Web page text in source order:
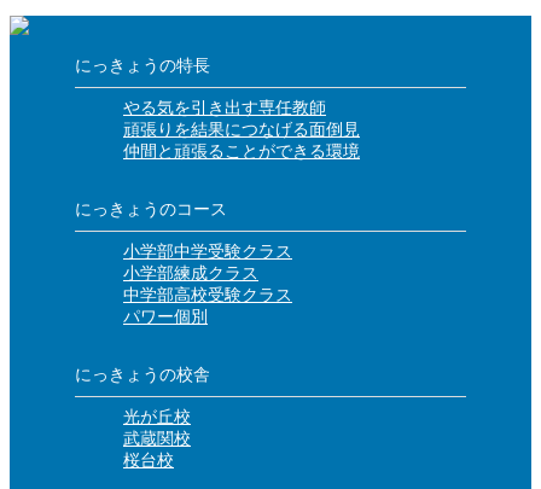
にっきょうの特長
やる気を引き出す専任教師
頑張りを結果につなげる面倒見
仲間と頑張ることができる環境
にっきょうのコース
小学部中学受験クラス
小学部練成クラス
中学部高校受験クラス
パワー個別
にっきょうの校舎
光が丘校
武蔵関校
桜台校